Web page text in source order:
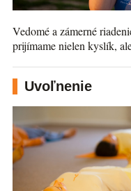
Vedomé a zámerné
prijímame nielen kyslík,
Uvoľnenie